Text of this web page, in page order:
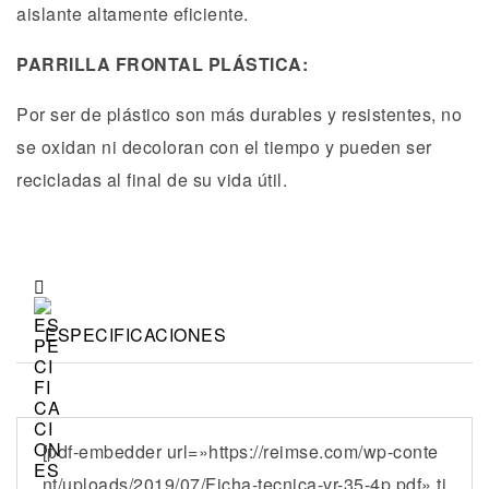
aislante altamente eficiente.
PARRILLA FRONTAL PLÁSTICA:
Por ser de plástico son más durables y resistentes, no
se oxidan ni decoloran con el tiempo y pueden ser
recicladas al final de su vida útil.
ESPECIFICACIONES
[pdf-embedder url=»https://reimse.com/wp-conte
nt/uploads/2019/07/Ficha-tecnica-vr-35-4p.pdf» ti